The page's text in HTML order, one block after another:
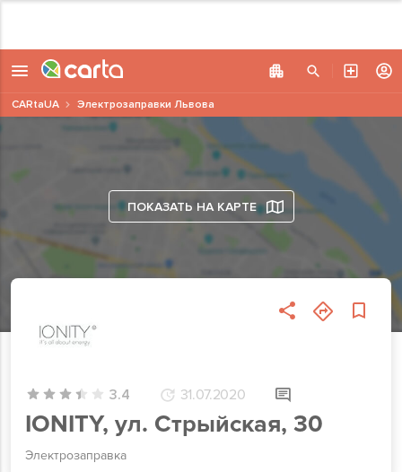
ПОКАЗАТЬ НА КАРТЕ
3.4 31.07.2020
IONITY, ул. Стрыйская, 30
Электрозаправка
CARtaUA Электрозаправки Львова